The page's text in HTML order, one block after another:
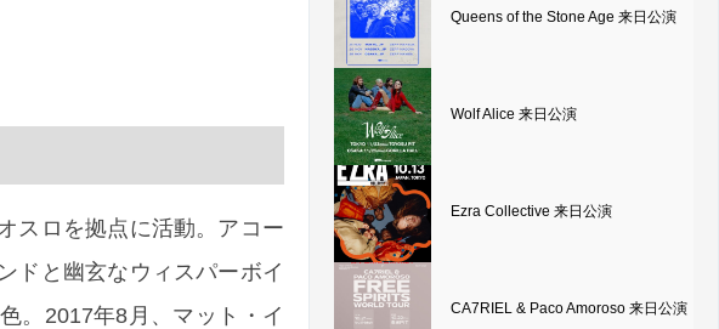
スロを拠点に活動。アコー
ドと幽玄なウィスパーボイ
。2017年8月、マット・イ
Queens of the Stone Age 来日公演
Wolf Alice 来日公演
Ezra Collective 来日公演
CA7RIEL & Paco Amoroso 来日公演